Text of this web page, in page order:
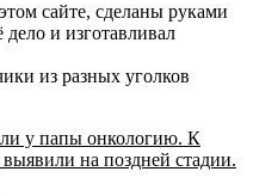
сайте, сделаны руками
и изготавливал
из разных уголков
у папы онкологию. К
на поздней стадии.